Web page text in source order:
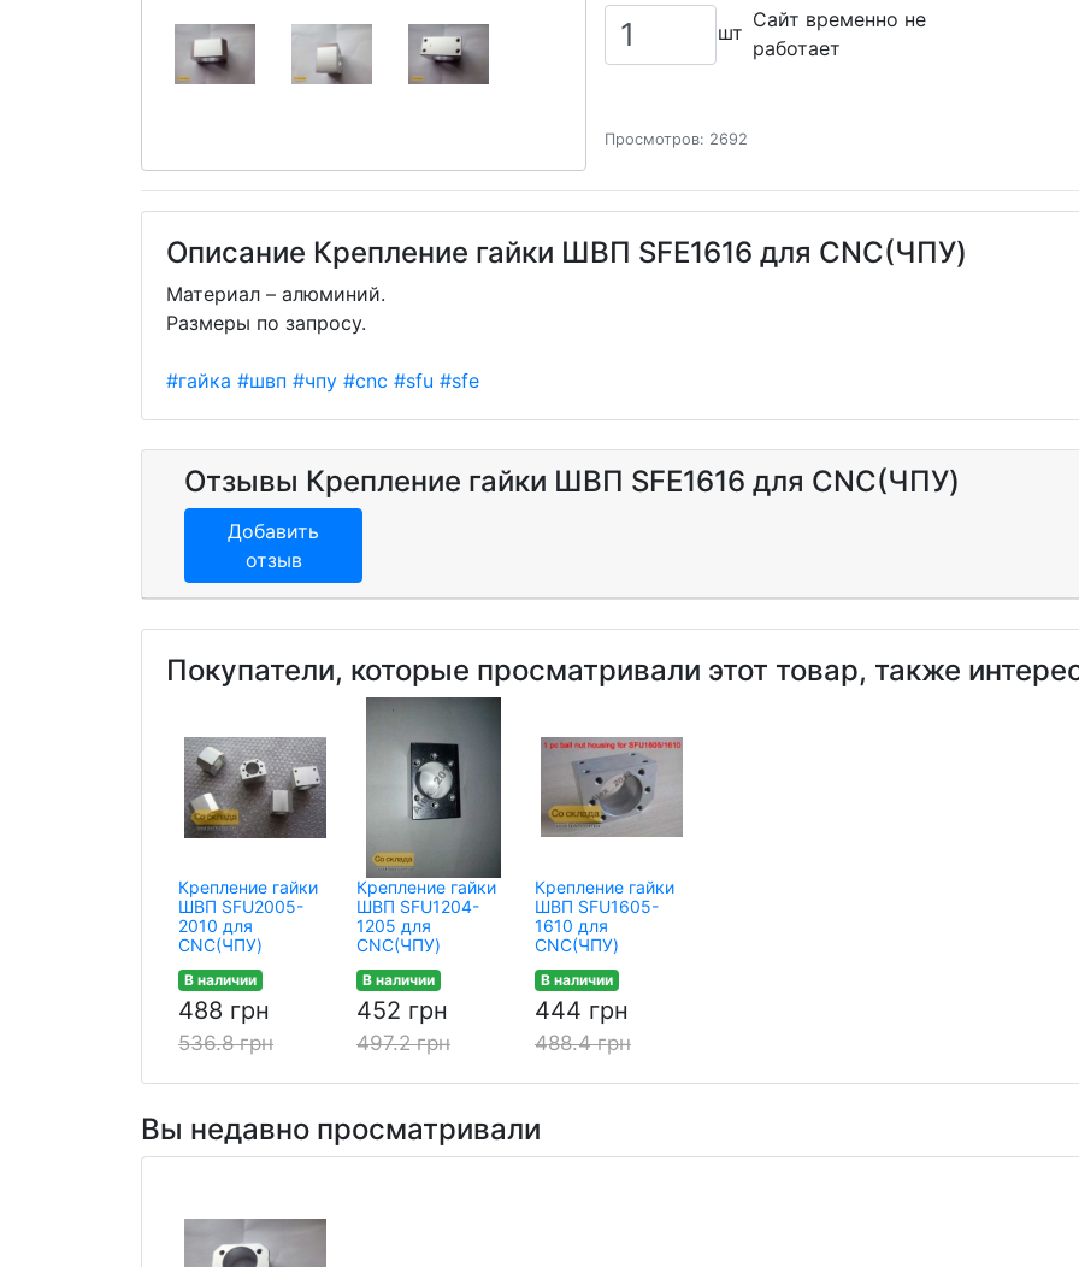
шт
Сайт временно не
работает
Просмотров: 2692
Описание Крепление гайки ШВП SFE1616 для CNC(ЧПУ)
Материал – алюминий.
Размеры по запросу.
#гайка #швп #чпу #cnc #sfu #sfe
Отзывы Крепление гайки ШВП SFE1616 для CNC(ЧПУ)
Добавить
отзыв
Покупатели, которые просматривали этот товар, также
Крепление гайки
ШВП SFU2005-
2010 для
CNC(ЧПУ)
В наличии
488 грн
536.8 грн
Крепление гайки
ШВП SFU1204-
1205 для
CNC(ЧПУ)
В наличии
452 грн
497.2 грн
Крепление гайки
ШВП SFU1605-
1610 для
CNC(ЧПУ)
В наличии
444 грн
488.4 грн
Вы недавно просматривали